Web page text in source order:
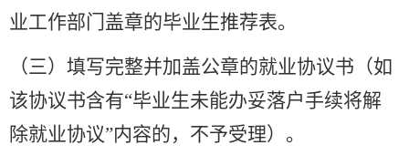
业工作部门盖章的毕业生推荐表。
（三）填写完整并加盖公章的就业协议书（如
该协议书含有“毕业生未能办妥落户手续将解
除就业协议”内容的，不予受理）。